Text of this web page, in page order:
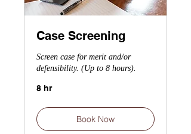
Case Screening
Screen case for merit and/or
defensibility. (Up to 8 hours).
8 hr
Book Now